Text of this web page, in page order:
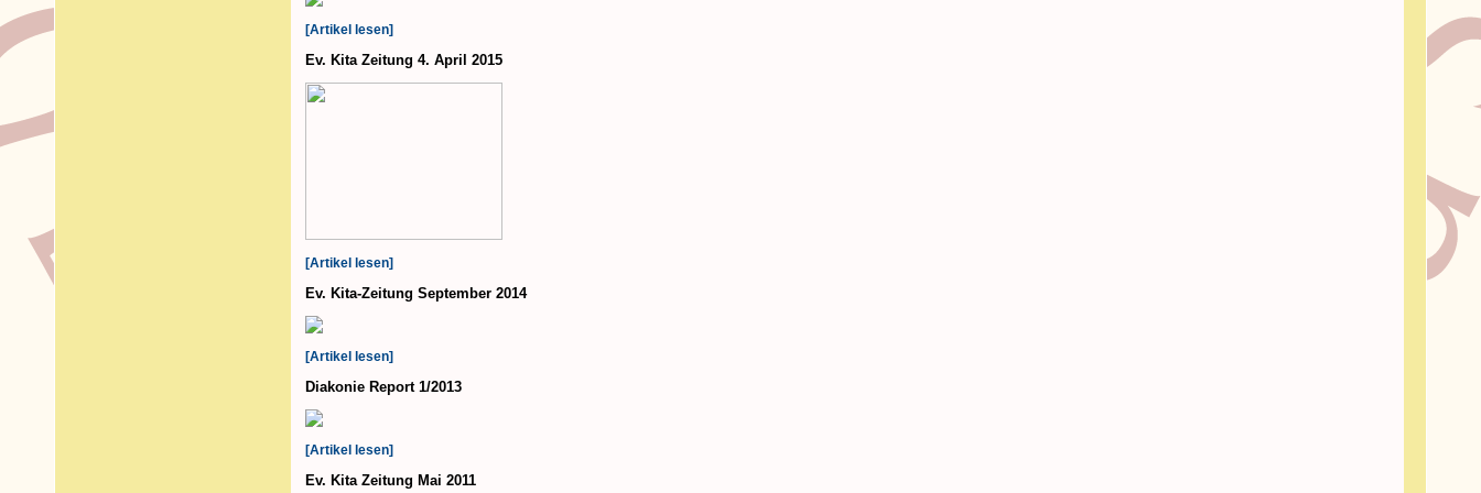
[Artikel lesen]
Ev. Kita Zeitung 4. April 2015
[Artikel lesen]
Ev. Kita-Zeitung September 2014
[Artikel lesen]
Diakonie Report 1/2013
[Artikel lesen]
Ev. Kita Zeitung Mai 2011